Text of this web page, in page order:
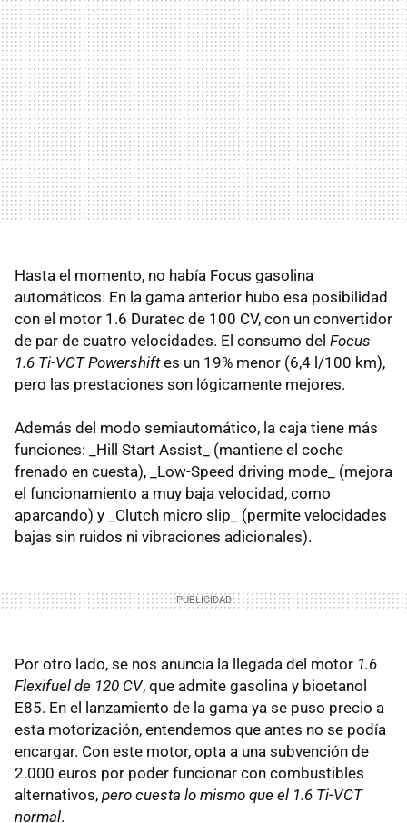
Hasta el momento, no había Focus gasolina
automáticos. En la gama anterior hubo esa posibilidad
con el motor 1.6 Duratec de 100 CV, con un convertidor
de par de cuatro velocidades. El consumo del Focus
1.6 Ti-VCT Powershiftes un 19% menor (6,4 l/100 km),
pero las prestaciones son lógicamente mejores.
Además del modo semiautomático, la caja tiene más
funciones: _Hill Start Assist_ (mantiene el coche
frenado en cuesta), _Low-Speed driving mode_ (mejora
el funcionamiento a muy baja velocidad, como
aparcando) y _Clutch micro slip_ (permite velocidades
bajas sin ruidos ni vibraciones adicionales).
Por otro lado, se nos anuncia la llegada del motor 1.6
Flexifuel de 120 CV, que admite gasolina y bioetanol
E85. En el lanzamiento de la gama ya se puso precio a
esta motorización, entendemos que antes no se podía
encargar. Con este motor, opta a una subvención de
2.000 euros por poder funcionar con combustibles
alternativos, pero cuesta lo mismo que el 1.6 Ti-VCT
normal.